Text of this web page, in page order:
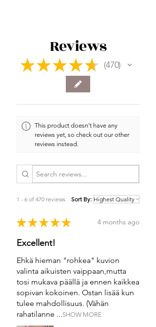
Reviews
★ ★ ★ ★ ★ 470
470
This product doesn't have any
reviews yet, so check out our other
reviews instead.
1 - 6 of 470 reviews Sort By:
★ ★ ★ ★ ★ 4 months ago
Excellent!
Ehkä hieman "rohkea" kuvion
valinta aikuisten vaippaan,mutta
tosi mukava päällä ja ennen kaikkea
sopivan kokoinen. Ostan lisää kun
tulee mahdollisuus. (Vähän
rahatilanne ...SHOW MORE